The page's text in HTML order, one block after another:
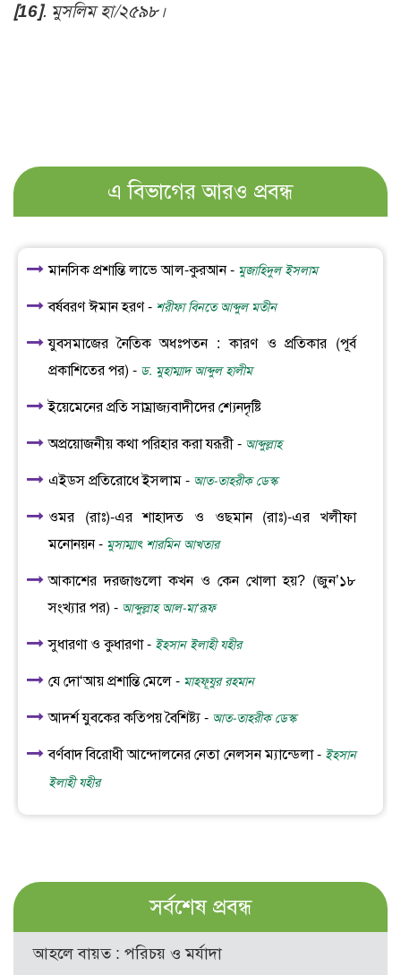
[16]. মুসলিম হা/২৫৯৮।
এ বিভাগের আরও প্রবন্ধ
মানসিক প্রশান্তি লাভে আল-কুরআন - মুজাহিদুল ইসলাম
বর্ষবরণ ঈমান হরণ - শরীফা বিনতে আব্দুল মতীন
যুবসমাজের নৈতিক অধঃপতন : কারণ ও প্রতিকার (পূর্ব
প্রকাশিতের পর) - ড. মুহাম্মাদ আব্দুল হালীম
ইয়েমেনের প্রতি সাম্রাজ্যবাদীদের শ্যেনদৃষ্টি
অপ্রয়োজনীয় কথা পরিহার করা যরূরী - আব্দুল্লাহ
এইডস প্রতিরোধে ইসলাম - আত-তাহরীক ডেস্ক
ওমর (রাঃ)-এর শাহাদত ও ওছমান (রাঃ)-এর খলীফা
মনোনয়ন - মুসাম্মাৎ শারমিন আখতার
আকাশের দরজাগুলো কখন ও কেন খোলা হয়? (জুন’১৮
সংখ্যার পর) - আব্দুল্লাহ আল-মা‘রূফ
সুধারণা ও কুধারণা - ইহসান ইলাহী যহীর
যে দো‘আয় প্রশান্তি মেলে - মাহফূযুর রহমান
আদর্শ যুবকের কতিপয় বৈশিষ্ট্য - আত-তাহরীক ডেস্ক
বর্ণবাদ বিরোধী আন্দোলনের নেতা নেলসন ম্যান্ডেলা - ইহসান
ইলাহী যহীর
সর্বশেষ প্রবন্ধ
আহলে বায়ত : পরিচয় ও মর্যাদা